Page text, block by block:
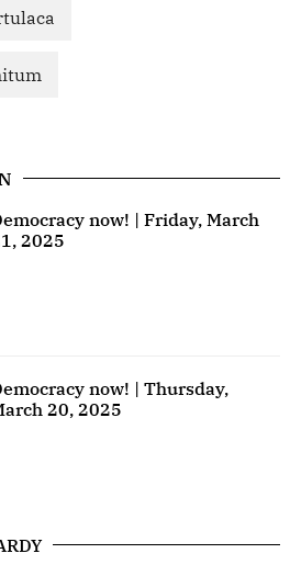
now! | Friday, March
2025
now! | Thursday,
20, 2025